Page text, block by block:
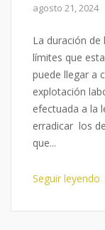
agosto 21, 2024
La duración
límites que
puede llegar a
explotación
efectuada a la
erradicar los
que...
Seguir leyendo